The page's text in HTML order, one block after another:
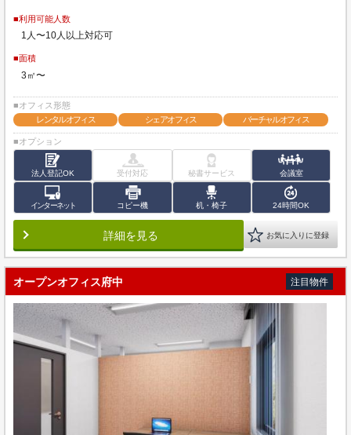
■利用可能人数
1人〜10人以上対応可
■面積
3㎡〜
■オフィス形態
レンタルオフィス
シェアオフィス バーチャルオフィス
■オプション
法人登記OK 受付対応 秘書サービス 会議室
インターネット コピー機 机・椅子 24時間OK
詳細を見る お気に入りに登録
オープンオフィス府中 注目物件